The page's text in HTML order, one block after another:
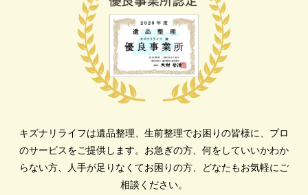
キズナリライフは遺品整理、生前整理でお困りの皆様に、プロ
のサービスをご提供します。 お急ぎの方、何をしていいかわか
らない方、人手が足りなくてお困りの方、どなたもお気軽にご
相談ください。